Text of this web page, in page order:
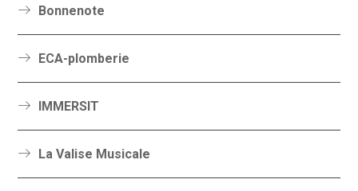
Bonnenote
ECA-plomberie
IMMERSIT
La Valise Musicale